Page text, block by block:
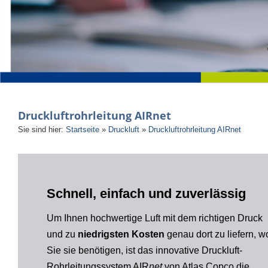
Druckluftrohrleitung AIRnet
Sie sind hier: Startseite » Druckluft » Druckluftrohrleitung AIRnet
Schnell, einfach und zuverlässig
Um Ihnen hochwertige Luft mit dem richtigen Druck
und zu niedrigsten Kosten genau dort zu liefern,
Sie sie benötigen, ist das innovative Druckluft-